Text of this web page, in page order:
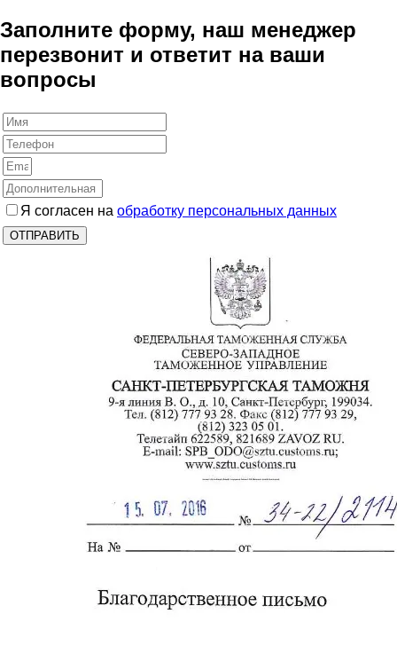
Заполните форму, наш менеджер
перезвонит и ответит на ваши
вопросы
Я согласен на обработку персональных данных